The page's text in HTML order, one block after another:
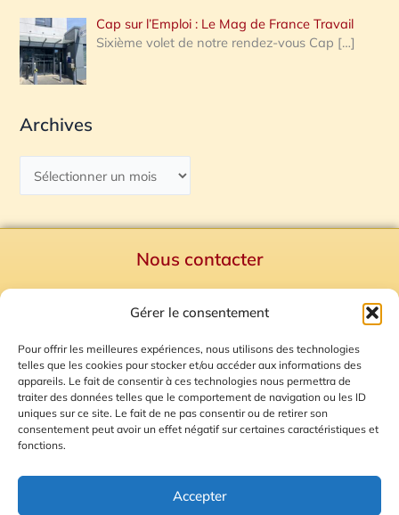
Gérer le consentement
Pour offrir les meilleures expériences, nous utilisons des technologies
telles que les cookies pour stocker et/ou accéder aux informations des
appareils. Le fait de consentir à ces technologies nous permettra de
traiter des données telles que le comportement de navigation ou les ID
uniques sur ce site. Le fait de ne pas consentir ou de retirer son
consentement peut avoir un effet négatif sur certaines caractéristiques et
fonctions.
Accepter
Cap sur l’Emploi : Le Mag de France Travail
Sixième volet de notre rendez-vous Cap […]
Archives
Nous contacter
Mentions Légales
Plan du site
Gestion des Cookies